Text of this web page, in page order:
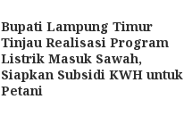
Bupati Lampung Timur
Tinjau Realisasi Program
Listrik Masuk Sawah,
Siapkan Subsidi KWH untuk
Petani